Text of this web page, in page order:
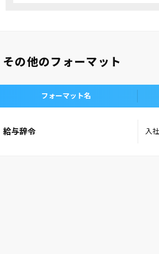
その他のフォーマット
フォーマット名
給与辞令 入